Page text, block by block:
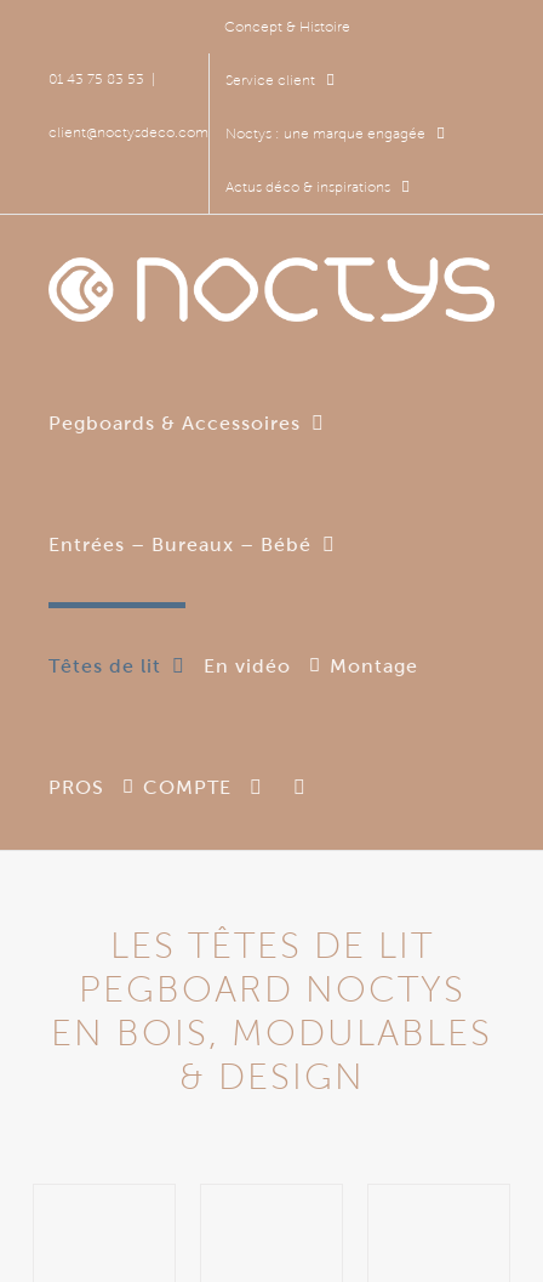
contenu01 43 75 83 53
client@noctysdeco.com
Concept & Histoire
Service client
Noctys : une marque engagée
Actus déco & inspirations
Pegboards & Accessoires
Entrées – Bureaux – Bébé
Têtes de lit En vidéo Montage
PROS COMPTE
LES TÊTES DE LIT
PEGBOARD NOCTYS
EN BOIS, MODULABLES
& DESIGN